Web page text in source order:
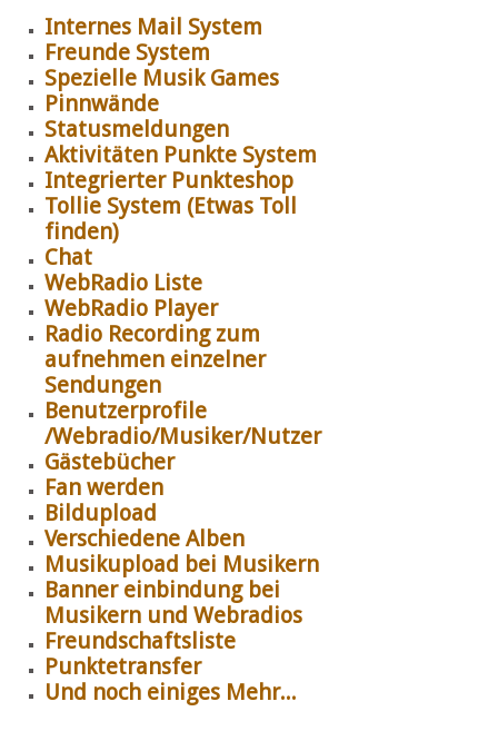
Internes Mail System
Freunde System
Spezielle Musik Games
Pinnwände
Statusmeldungen
Aktivitäten Punkte System
Integrierter Punkteshop
Tollie System (Etwas Toll
finden)
Chat
WebRadio Liste
WebRadio Player
Radio Recording zum
aufnehmen einzelner
Sendungen
Benutzerprofile
/Webradio/Musiker/Nutzer
Gästebücher
Fan werden
Bildupload
Verschiedene Alben
Musikupload bei Musikern
Banner einbindung bei
Musikern und Webradios
Freundschaftsliste
Punktetransfer
Und noch einiges Mehr...